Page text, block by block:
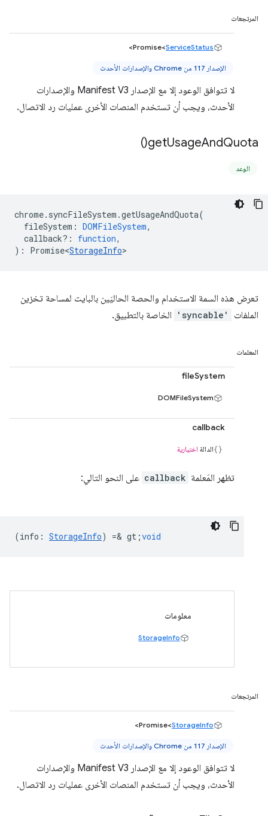
المرتجعات
Promise<ServiceStatus
>
الإصدار 117 من Chrome والإصدارات الأحدث
لا تتوافق الوعود إلا مع الإصدار Manifest V3 والإصدارات
الأحدث، ويجب أن تستخدم المنصات الأخرى عمليات رد الاتصال.
getUsageAndQuota(
)
الوعد
chrome. syncFileSystem .getUsageAndQuota(
fileSystem : DOMFileSystem,
callback? : function,
) : Promise<StorageInfo>
تعرض هذه السمة الاستخدام والحصة الحاليَين بالبايت لمساحة تخزين
الملفات
'syncable' الخاصة بالتطبيق.
المعلمات
fileSystem
DOMFileSystem
callback
الدالة اختيارية
تظهر المَعلمة callback على النحو التالي:
(info : StorageInfo) =& gt;void
معلومات
StorageInfo
المرتجعات
Promise<StorageInfo
>
الإصدار 117 من Chrome والإصدارات الأحدث
لا تتوافق الوعود إلا مع الإصدار Manifest V3 والإصدارات
الأحدث، ويجب أن تستخدم المنصات الأخرى عمليات رد الاتصال.